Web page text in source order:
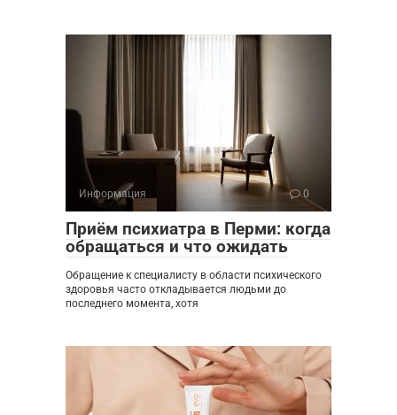
Информация 0
Приём психиатра в Перми: когда
обращаться и что ожидать
Обращение к специалисту в области психического
здоровья часто откладывается людьми до
последнего момента, хотя